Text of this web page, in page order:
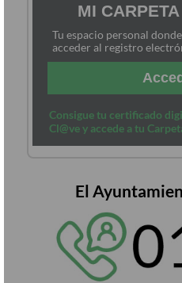
MI
Tu espacio personal
acceder al registro
Consigue tu certificado
Cl@ve y accede a tu
El